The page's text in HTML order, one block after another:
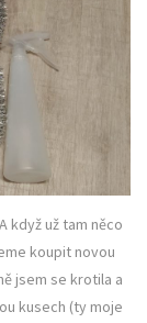
A když už tam něco
koupit novou
jsem se krotila a
kusech (ty moje